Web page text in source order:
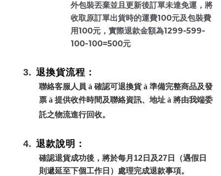
外包裝丟棄並且更新後訂單未達免運，將
收取原訂單出貨時的運費100元及包裝費
用 100元，實際退款金額為1299-599-
100-100=500元
3. 退換貨流程：
聯絡客服人員 à 確認可退換貨à 準備完整商品及發
票 à 提供收件時間及聯絡資訊、地址 à 將由我端委
託之物流進行回收。
4. 退款說明：
確認退貨成功後，將於每月12日及27日（遇假日
則遞延至下個工作日）處理完成退款事項。